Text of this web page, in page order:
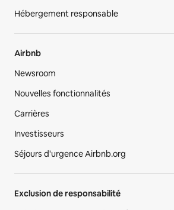
Hébergement responsable
Airbnb
Newsroom
Nouvelles fonctionnalités
Carrières
Investisseurs
Séjours d'urgence Airbnb.org
Exclusion de responsabilité